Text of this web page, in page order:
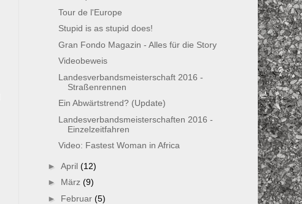
Tour de l'Europe
Stupid is as stupid does!
Gran Fondo Magazin - Alles für die Story
Videobeweis
Landesverbandsmeisterschaft 2016 -
Straßenrennen
Ein Abwärtstrend? (Update)
Landesverbandsmeisterschaften 2016 -
Einzelzeitfahren
Video: Fastest Woman in Africa
► April (12)
► März (9)
► Februar (5)